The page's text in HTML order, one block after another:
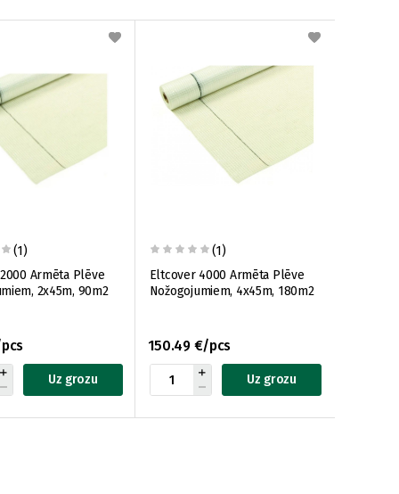
(1)
Armēta Plēve
2x45m, 90m2
Uz grozu
(1)
Eltcover 4000 Armēta Plēve
Nožogojumiem, 4x45m, 180m2
150.49 €/pcs
Uz grozu